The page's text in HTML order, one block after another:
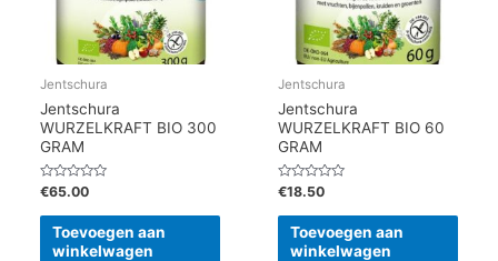
Jentschura
Jentschura
WURZELKRAFT BIO 300
GRAM
Gewaardeerd
0
uit
€65.00
Toevoegen aan
winkelwagen
Jentschura
Jentschura
WURZELKRAFT BIO 60
GRAM
Gewaardeerd
0
uit
€18.50
Toevoegen aan
winkelwagen